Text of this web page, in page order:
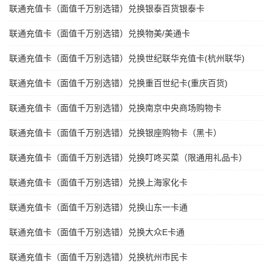
联通充值卡（面值千万别选错）兑换银泰百货银泰卡
联通充值卡（面值千万别选错）兑换物美/美通卡
联通充值卡（面值千万别选错）兑换世纪联华充值卡(杭州联华)
联通充值卡（面值千万别选错）兑换重百世纪卡(重庆百货)
联通充值卡（面值千万别选错）兑换南京中央商场购物卡
联通充值卡（面值千万别选错）兑换银座购物卡（黑卡）
联通充值卡（面值千万别选错）兑换叮咚买菜（限通用礼品卡）
联通充值卡（面值千万别选错）兑换上海家化卡
联通充值卡（面值千万别选错）兑换山东一卡通
联通充值卡（面值千万别选错）兑换大众E卡通
联通充值卡（面值千万别选错）兑换杭州市民卡